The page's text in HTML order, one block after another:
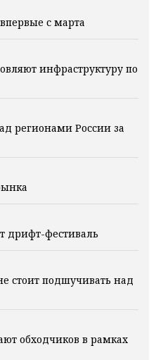
с марта
инфраструктуру по
регионами России за
дрифт-фестиваль
стоит подшучивать над
обходчиков в рамках